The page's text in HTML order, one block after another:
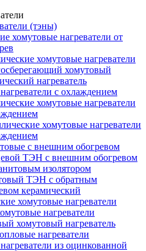
(тэны)
хомутовые нагреватели от
хомутовые нагреватели
хомутовый
нагреватель
с охлаждением
хомутовые нагреватели
хомутовые нагреватели
с внешним обогревом
ТЭН с внешним обогревом
изолятором
ТЭН с обратным
керамический
хомутовые нагреватели
нагреватели
хомутовый нагреватель
нагреватели
из оцинкованной